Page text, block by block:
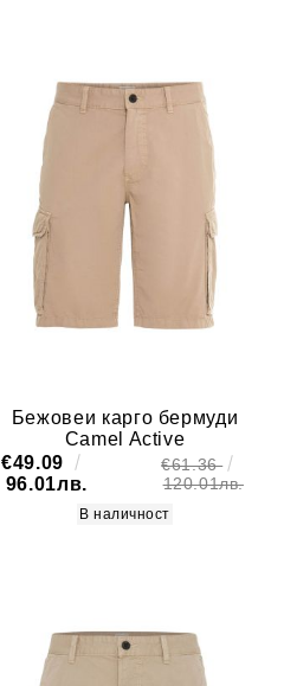
Бежовеи карго бермуди
Camel Active
€49.09
96.01лв.
€61.36
120.01лв.
В наличност